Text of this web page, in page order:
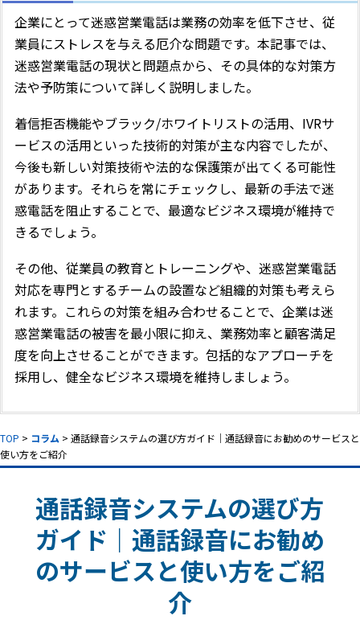
企業にとって迷惑営業電話は業務の効率を低下させ、従
業員にストレスを与える厄介な問題です。本記事では、
迷惑営業電話の現状と問題点から、その具体的な対策方
法や予防策について詳しく説明しました。
着信拒否機能やブラック/ホワイトリストの活用、IVRサ
ービスの活用といった技術的対策が主な内容でしたが、
今後も新しい対策技術や法的な保護策が出てくる可能性
があります。それらを常にチェックし、最新の手法で迷
惑電話を阻止することで、最適なビジネス環境が維持で
きるでしょう。
その他、従業員の教育とトレーニングや、迷惑営業電話
対応を専門とするチームの設置など組織的対策も考えら
れます。これらの対策を組み合わせることで、企業は迷
惑営業電話の被害を最小限に抑え、業務効率と顧客満足
度を向上させることができます。包括的なアプローチを
採用し、健全なビジネス環境を維持しましょう。
TOP > コラム > 通話録音システムの選び方ガイド｜通話録音にお勧めのサービスと
使い方をご紹介
通話録音システムの選び方
ガイド｜通話録音にお勧め
のサービスと使い方をご紹
介